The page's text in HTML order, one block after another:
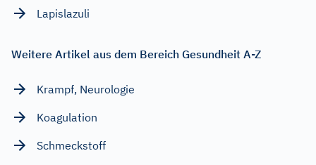
Lapislazuli
Weitere Artikel aus dem Bereich Gesundheit A-Z
Krampf, Neurologie
Koagulation
Schmeckstoff